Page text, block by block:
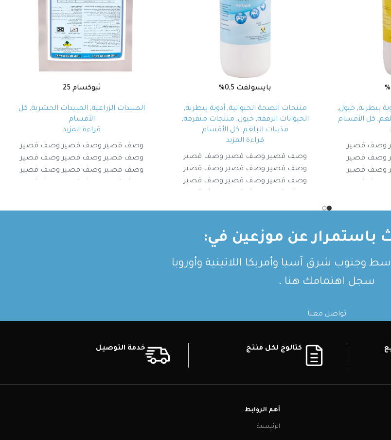
بيطرية,خيول,
, كل الأقسام
وصف قصير
وصف قصير
وصف قصير
بايسولفت 0,5%
منتجات الصحة الحيوانية, أدوية بيطرية,
الحيوانات الرفقة,خيول, منتجات متفرقة,
مذيبات البلغم, كل الأقسام
قراءة المزيد
وصف قصير وصف قصير وصف قصير
وصف قصير وصف قصير وصف قصير
وصف قصير وصف قصير وصف قصير
ثيوكسام 25
المبيدات الزراعية, المبيدات الحشرية, كل
الأقسام
قراءة المزيد
وصف قصير وصف قصير وصف قصير
وصف قصير وصف قصير وصف قصير
وصف قصير وصف قصير وصف قصير
باستمرار عن موزعين في:
وجنوب شرق آسيا وأمريكا اللاتينية وأوروبا
سجل اهتمامك هنا ،
تواصل معنا
كتالوج لكل منتج خدمة التوصيل
أهم الروابط
الرئيسية